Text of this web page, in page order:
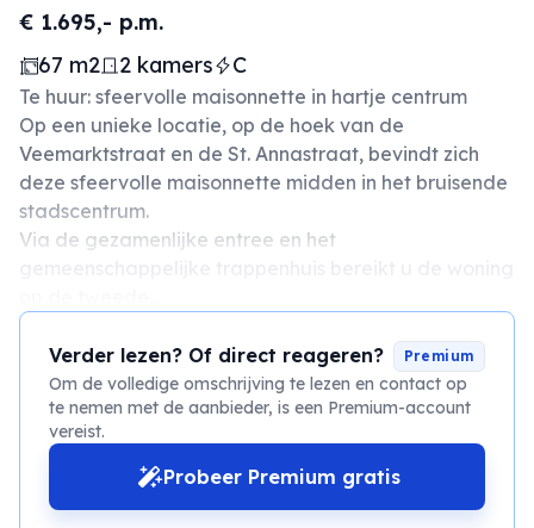
€ 1.695,- p.m.
67 m2
2 kamers C
Te huur: sfeervolle maisonnette in hartje centrum
Op een unieke locatie, op de hoek van de
Veemarktstraat en de St. Annastraat, bevindt zich
deze sfeervolle maisonnette midden in het bruisende
stadscentrum.
Via de gezamenlijke entree en het
Verder lezen? Of direct reageren? Premium
Om de volledige omschrijving te lezen en contact op
te nemen met de aanbieder, is een Premium-account
vereist.
Probeer Premium gratis